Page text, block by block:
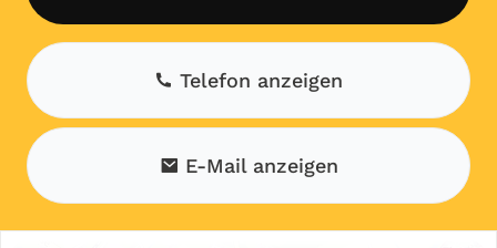
Telefon anzeigen
E-Mail anzeigen